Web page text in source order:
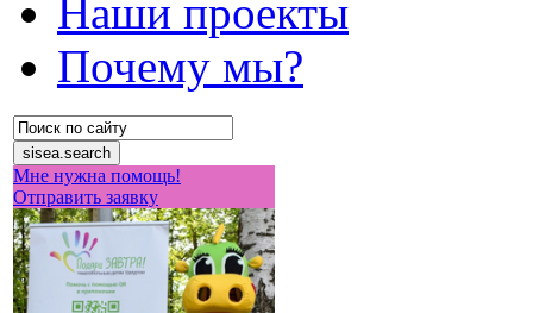
Наши проекты
Почему мы?
Мне нужна помощь!
Отправить заявку